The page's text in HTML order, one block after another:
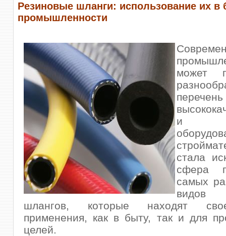
Резиновые шланги: использование их в
промышленности
может
перечень
и
стала
сфера
самых
видов
шлангов, которые находят
применения, как в быту, так и для
целей.